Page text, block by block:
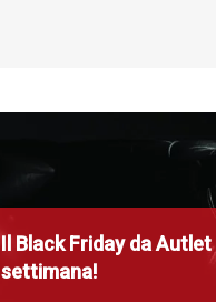
Il Black Friday daAutlet
settimana!